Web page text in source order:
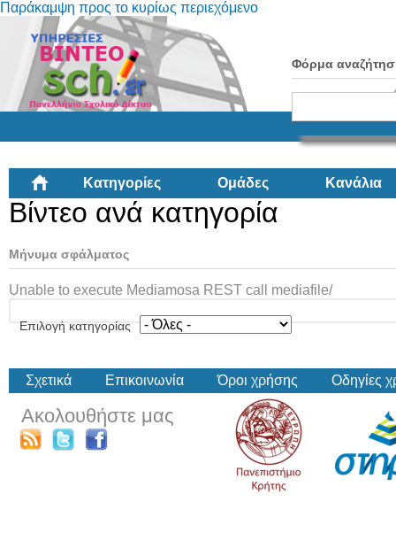
Παράκαμψη προς το κυρίως περιεχόμενο
Φόρμα
Κατηγορίες Ομάδες Κανάλια
Βίντεο ανά κατηγορία
Μήνυμα σφάλματος
Unable to execute Mediamosa REST call mediafile/
Επιλογή κατηγορίας
Σχετικά Επικοινωνία Όροι χρήσης Οδηγίες
Ακολουθήστε μας